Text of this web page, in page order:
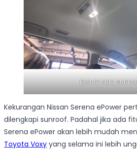
Belum ada
Kekurangan Nissan Serena ePower
dilengkapi sunroof. Padahal jika ada
Serena ePower akan lebih mudah
Toyota Voxy yang selama ini lebih